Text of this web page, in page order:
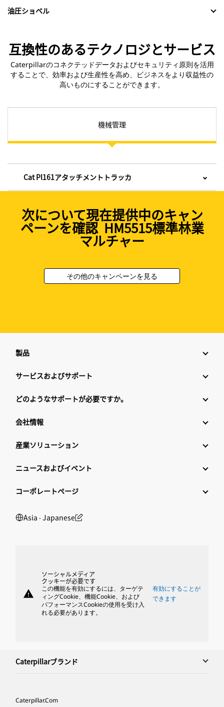
油圧ショベル
互換性のあるテクノロジとサービス
Caterpillarのコネクテッドデータおよびセキュリティ原則を活用
することで、効率および生産性を高め、ビジネスをより収益性の
高いものにすることができます。
機械管理
Cat Pl161アタッチメントトラッカ
次について現在提供中のキャン
ペーンを確認 HM5515標準林業
マルチャー
その他のキャンペーンを見る
製品
サービスおよびサポート
どのようなサポートが必要ですか。
会社情報
産業ソリューション
ニュースおよびイベント
コーポレートページ
Asia ‧ Japanese
warning
ソーシャルメディア
クッキーが必要です
この機能を有効にするには、ターゲテ
ィングCookie、機能Cookie、および
パフォーマンスCookieの使用を受け入
れる必要があります。
有効にすることが
できます
Caterpillarブランド
Caterpillar.com